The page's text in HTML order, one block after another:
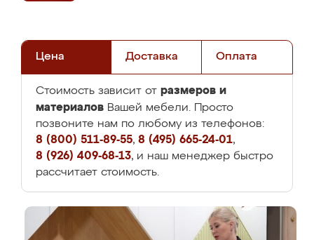
Цена Доставка Оплата
Стоимость зависит от размеров и
материалов Вашей мебели. Просто
позвоните нам по любому из телефонов:
8 (800) 511-89-55, 8 (495) 665-24-01,
8 (926) 409-68-13, и наш менеджер быстро
рассчитает стоимость.